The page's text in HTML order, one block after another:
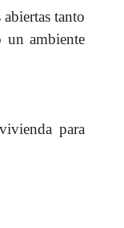
tanto
un ambiente
para